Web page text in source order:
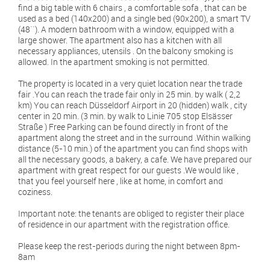
find a big table with 6 chairs , a comfortable sofa , that can be
used as a bed (140x200) and a single bed (90x200), a smart TV
(48``). A modern bathroom with a window, equipped with a
large shower. The apartment also has a kitchen with all
necessary appliances, utensils . On the balcony smoking is
allowed. In the apartment smoking is not permitted.
The property is located in a very quiet location near the trade
fair .You can reach the trade fair only in 25 min. by walk ( 2,2
km) You can reach Düsseldorf Airport in 20 (hidden) walk , city
center in 20 min. (3 min. by walk to Linie 705 stop Elsässer
Straße ) Free Parking can be found directly in front of the
apartment along the street and in the surround .Within walking
distance (5-10 min.) of the apartment you can find shops with
all the necessary goods, a bakery, a cafe. We have prepared our
apartment with great respect for our guests .We would like ,
that you feel yourself here , like at home, in comfort and
coziness.
Important note: the tenants are obliged to register their place
of residence in our apartment with the registration office.
Please keep the rest-periods during the night between 8pm-
8am